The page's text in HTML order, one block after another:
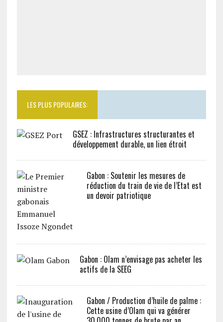
LES PLUS POPULAIRES:
GSEZ : Infrastructures structurantes et
développement durable, un lien étroit
Gabon : Soutenir les mesures de
réduction du train de vie de l’Etat est
un devoir patriotique
Gabon : Olam n’envisage pas acheter les
actifs de la SEEG
Gabon / Production d’huile de palme :
Cette usine d’Olam qui va générer